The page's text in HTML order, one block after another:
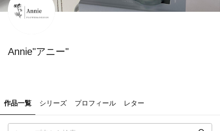
Annie"アニー"
作品一覧 シリーズ プロフィール レター